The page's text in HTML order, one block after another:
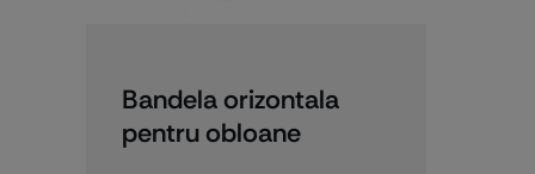
Bandela orizontala
pentru obloane